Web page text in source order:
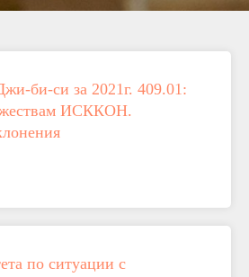
би-си за 2021г. 409.01:
ИСККОН.
по ситуации с